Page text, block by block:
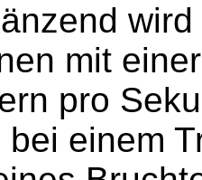
mit
pro
einem